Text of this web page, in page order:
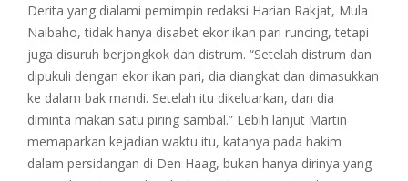
Derita yang dialami pemimpin redaksi Harian Rakjat, Mula
Naibaho, tidak hanya disabet ekor ikan pari runcing, tetapi
juga disuruh berjongkok dan distrum. “Setelah distrum dan
dipukuli dengan ekor ikan pari, dia diangkat dan dimasukkan
ke dalam bak mandi. Setelah itu dikeluarkan, dan dia
diminta makan satu piring sambal.” Lebih lanjut Martin
memaparkan kejadian waktu itu, katanya pada hakim
dalam persidangan di Den Haag, bukan hanya dirinya yang